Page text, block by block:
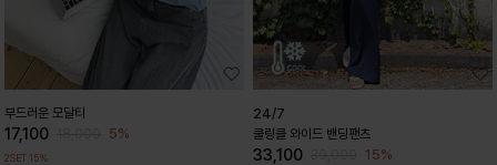
부드러운 모달티
17,100 5%
2SET 15%
24/7
쿨링클 와이드 밴딩팬츠
33,100 15%